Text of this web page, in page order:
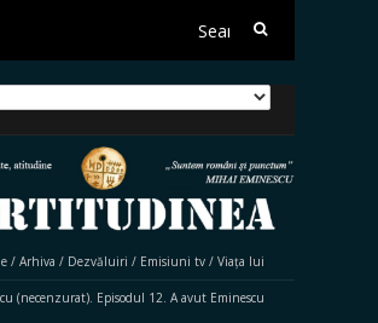
Search
/ Arhiva / Dezvăluiri / Emisiuni tv / Viața lui
(necenzurat). Episodul 12. A avut Eminescu